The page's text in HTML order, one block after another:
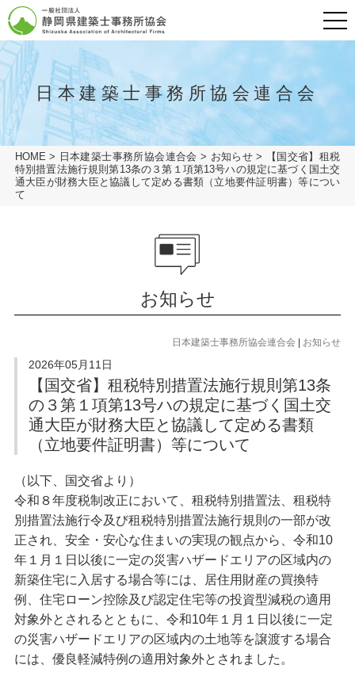
グローバルナビ
HOME
会長挨拶
一般の方
建築士事務所とは
建築相談窓口
定期無料建築相談会
苦情解決相談依頼
建築物等調査依頼
業務関係
耐震業務
会員紹介
正会員
協力会員
お知らせ
お知らせ
耐震化のすすめ
協会概要
建築士事務所とは
協会への入会方法
建築士事務所登録関係
建築士事務所登録関係
登録の申請（新規・更新）
登録変更の届出
廃業等の届出
登録証明書・閲覧
建築士法
設計等の業務に関する報告書
標識の掲示
業務関係
耐震業務
アクセス
当協会へ入会をご検討の方へ動画をご覧ください
仲間ができる編
講習会・セミナー編
その他サービス編
日本建築士事務所協会連合会
HOME > 日本建築士事務所協会連合会 > お知らせ >
【国交省】租税
特別措置法施行規則第13条の３第１項第13号ハの規定に基づく国土交
通大臣が財務大臣と協議して定める書類（立地要件証明書）等につい
て
お知らせ
日本建築士事務所協会連合会 お知らせ
2026年05月11日
【国交省】租税特別措置法施行規則第13条
の３第１項第13号ハの規定に基づく国土交
通大臣が財務大臣と協議して定める書類
（立地要件証明書）等について
（以下、国交省より）
令和８年度税制改正において、租税特別措置法、租税特
別措置法施行令及び租税特別措置法施行規則の一部が改
正され、安全・安心な住まいの実現の観点から、令和10
年１月１日以後に一定の災害ハザードエリアの区域内の
新築住宅に入居する場合等には、居住用財産の買換特
例、住宅ローン控除及び認定住宅等の投資型減税の適用
対象外とされるとともに、令和10年１月１日以後に一定
の災害ハザードエリアの区域内の土地等を譲渡する場合
には、優良軽減特例の適用対象外とされました。